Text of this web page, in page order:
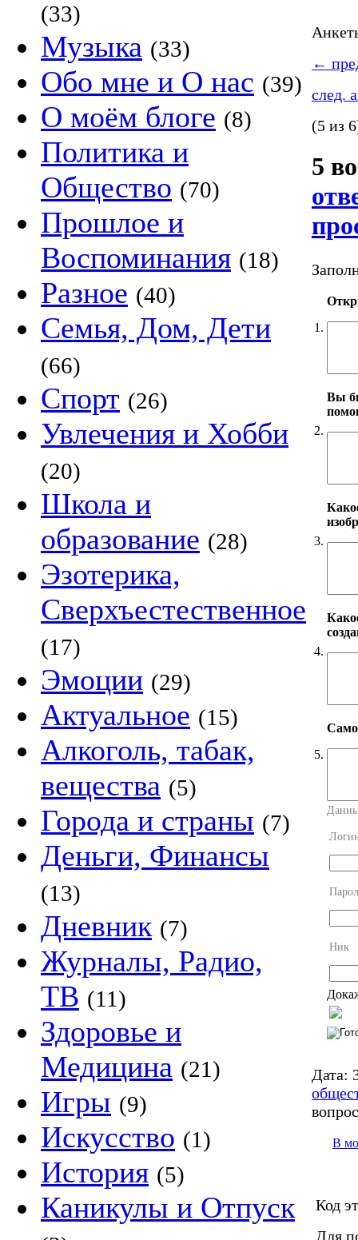
(33)
Музыка (33)
Обо мне и О нас (39)
О моём блоге (8)
Политика и
Общество (70)
Прошлое и
Воспоминания (18)
Разное (40)
Семья, Дом, Дети
(66)
Спорт (26)
Увлечения и Хобби
(20)
Школа и
образование (28)
Эзотерика,
Сверхъестественное
(17)
Эмоции (29)
Актуальное (15)
Алкоголь, табак,
вещества (5)
Города и страны (7)
Деньги, Финансы
(13)
Дневник (7)
Журналы, Радио,
ТВ (11)
Здоровье и
Медицина (21)
Игры (9)
Искусство (1)
История (5)
Каникулы и Отпуск
←
след.
(5 из
5
1.
2.
Вы
3.
4.
5.
Ник
Дата:
В
Код
Для